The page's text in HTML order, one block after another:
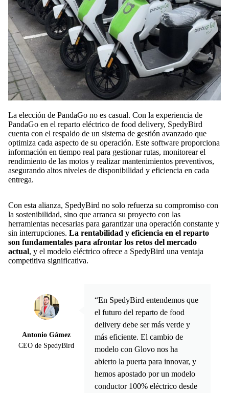
La elección de PandaGo no es casual. Con la experiencia de
PandaGo en el reparto eléctrico de food delivery, SpedyBird
cuenta con el respaldo de un sistema de gestión avanzado que
optimiza cada aspecto de su operación. Este software proporciona
información en tiempo real para gestionar rutas, monitorear el
rendimiento de las motos y realizar mantenimientos preventivos,
asegurando altos niveles de disponibilidad y eficiencia en cada
entrega.
Con esta alianza, SpedyBird no solo refuerza su compromiso con
la sostenibilidad, sino que arranca su proyecto con las
herramientas necesarias para garantizar una operación constante y
sin interrupciones. La rentabilidad y eficiencia en el reparto
son fundamentales para afrontar los retos del mercado
actual, y el modelo eléctrico ofrece a SpedyBird una ventaja
competitiva significativa.
“En SpedyBird entendemos que
el futuro del reparto de food
delivery debe ser más verde y
más eficiente. El cambio de
modelo con Glovo nos ha
abierto la puerta para innovar, y
hemos apostado por un modelo
conductor 100% eléctrico desde
Antonio Gámez
CEO de SpedyBird